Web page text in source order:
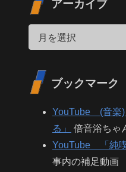
アーカイブ
ブックマーク
YouTube (音楽
る」
倍音浴ちゃ
YouTube 「純喫
事内の補足動